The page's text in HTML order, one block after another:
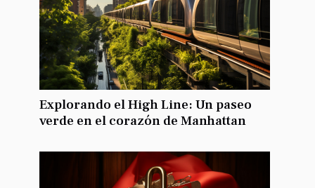
Explorando el High Line: Un paseo
verde en el corazón de Manhattan